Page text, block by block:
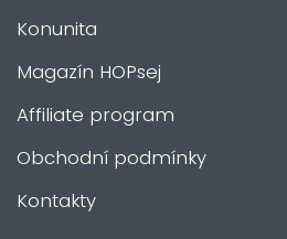
Konunita
Magazín HOPsej
Affiliate program
Obchodní podmínky
Kontakty